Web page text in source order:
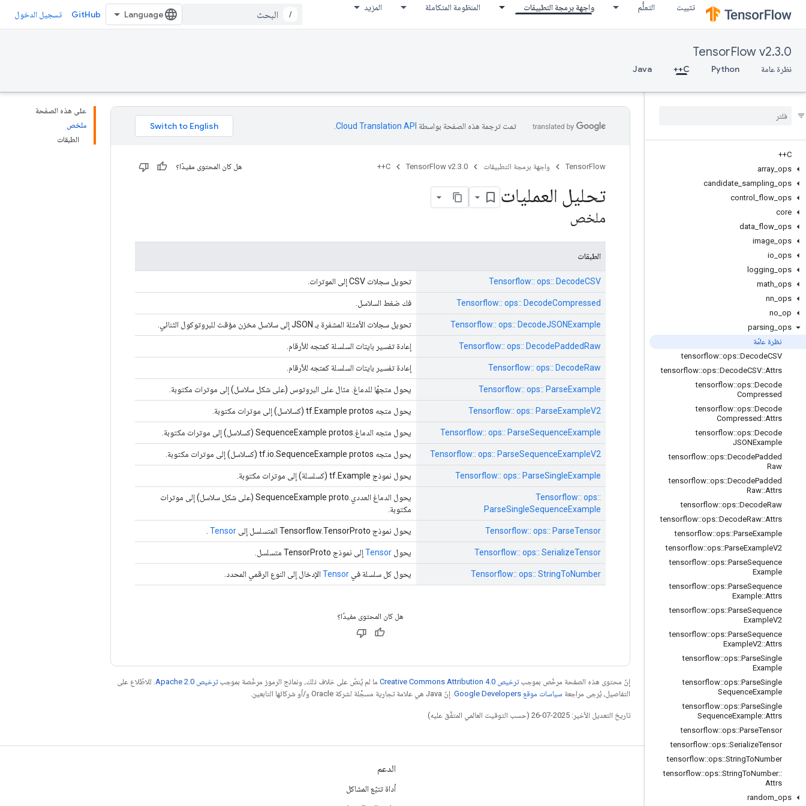
تثبيت التعلُّم واجهة برمجة التطبيقات المنظومة المتكاملة المزيد
/
GitHub تسجيل الدخول
TensorFlow v2.3.0
نظرة عامة Python
C++
Java
C++
array ops
candidate sampling ops
control
flow ops
core
data flow ops
image ops
io ops
logging ops
math ops
nn ops
no op
parsing ops
نظرة عامّة
tensorflow::ops::DecodeCSV
tensorflow::ops::DecodeCSV::Attrs
tensorflow::ops::Decode
Compressed
tensorflow::ops::Decode
Compressed ::Attrs
tensorflow::ops::Decode
JSONExample
tensorflow::ops::DecodePadded
Raw
tensorflow::ops::DecodePadded
Raw::Attrs
tensorflow::ops::DecodeRaw
tensorflow::ops::DecodeRaw::Attrs
tensorflow::ops::ParseExample
tensorflow::ops::ParseExampleV2
tensorflow::ops::ParseSequence
Example
tensorflow::ops::ParseSequence
Example::Attrs
tensorflow::ops::ParseSequence
ExampleV2
tensorflow::ops::ParseSequence
ExampleV2::Attrs
tensorflow::ops::ParseSingle
Example
tensorflow::ops::ParseSingle
SequenceExample
tensorflow::ops::ParseSingle
SequenceExample::Attrs
tensorflow::ops::ParseTensor
tensorflow::ops::SerializeTensor
tensorflow::ops::StringToNumber
tensorflow::ops::StringToNumber::
Attrs
random ops
على هذه الصفحة
ملخص
الطبقات
تمت ترجمة هذه الصفحة بواسطة Cloud Translation API‏
TensorFlow واجهة برمجة التطبيقات TensorFlow v2.3.0
C++ هل كان المحتوى مفيدًا؟
تحليل العمليات
ملخص
الطبقات
Tensorflow:: ops:: DecodeCSV تحويل سجلات CSV إلى الموترات.
Tensorflow:: ops:: DecodeCompressed فك ضغط السلاسل.
Tensorflow:: ops:: DecodeJSONExample تحويل سجلات الأمثلة المشفرة بـ JSON إلى سلاسل مخزن مؤقت للبروتوكول الثنائي.
Tensorflow:: ops:: DecodePaddedRaw إعادة تفسير بايتات السلسلة كمتجه للأرقام.
Tensorflow:: ops:: DecodeRaw إعادة تفسير بايتات السلسلة كمتجه للأرقام.
Tensorflow:: ops:: ParseExample يحول متجهًا للدماغ. مثال على البروتوس (على شكل سلاسل) إلى موترات مكتوبة.
Tensorflow:: ops:: ParseExampleV2 يحول متجه tf.Example protos (كسلاسل) إلى موترات مكتوبة.
Tensorflow:: ops:: ParseSequenceExample يحول متجه الدماغ.SequenceExample protos (كسلاسل) إلى موترات مكتوبة.
Tensorflow:: ops:: ParseSequenceExampleV2 يحول متجه tf.io.SequenceExample protos (كسلاسل) إلى موترات مكتوبة.
Tensorflow:: ops:: ParseSingleExample يحول نموذج tf.Example (كسلسلة) إلى موترات مكتوبة.
Tensorflow:: ops::
ParseSingleSequenceExample
يحول الدماغ العددي.SequenceExample proto (على شكل سلاسل) إلى موترات
مكتوبة.
Tensorflow:: ops:: ParseTensor يحول نموذج Tensorflow.TensorProto المتسلسل إلى Tensor
Tensorflow:: ops:: SerializeTensor يحول Tensor إلى نموذج TensorProto متسلسل.
Tensorflow:: ops:: StringToNumber يحول كل سلسلة في Tensor الإدخال إلى النوع الرقمي المحدد.
هل كان المحتوى مفيدًا؟
إنّ محتوى هذه الصفحة مرخّص بموجبترخيص Creative Commons Attribution 4.0‏ ما لم يُنصّ على خلاف ذلك، ونماذج الرموز مرخّصة بموجبترخيص Apache 2.0‏
. للاطّلاع على
التفاصيل، يُرجى مراجعة سياسات موقع Google Developers‏ . إنّ Java هي علامة تجارية مسجَّلة لشركة Oracle و/أو شركائها التابعين.
تاريخ التعديل الأخير: 2025-07-26 (حسب التوقيت العالمي المتفَّق عليه)
التواصل الاجتماعي
المدوّنة
الدعم
أداة تتبّع المشاكل